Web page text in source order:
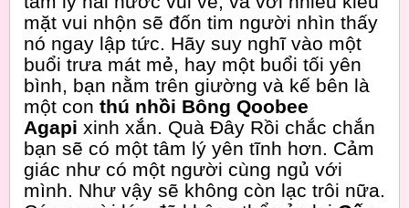
mặt vui nhộn sẽ đốn tim người nhìn thấy
nó ngay lập tức. Hãy suy nghĩ vào một
buổi trưa mát mẻ, hay một buổi tối yên
bình, bạn nằm trên giường và kế bên là
một con thú nhồi Bông Qoobee
Agapi xinh xắn. Quà Đây Rồi chắc chắn
bạn sẽ có một tâm lý yên tĩnh hơn. Cảm
giác như có một người cùng ngủ với
mình. Như vậy sẽ không còn lạc trôi nữa.